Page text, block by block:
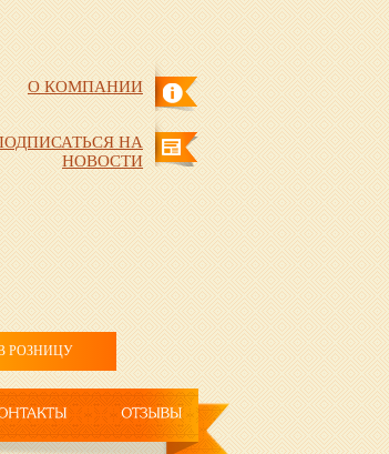
О КОМПАНИИ
НА
НОВОСТИ
РОЗНИЦУ